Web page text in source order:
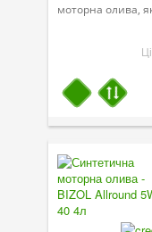
моторна олива,